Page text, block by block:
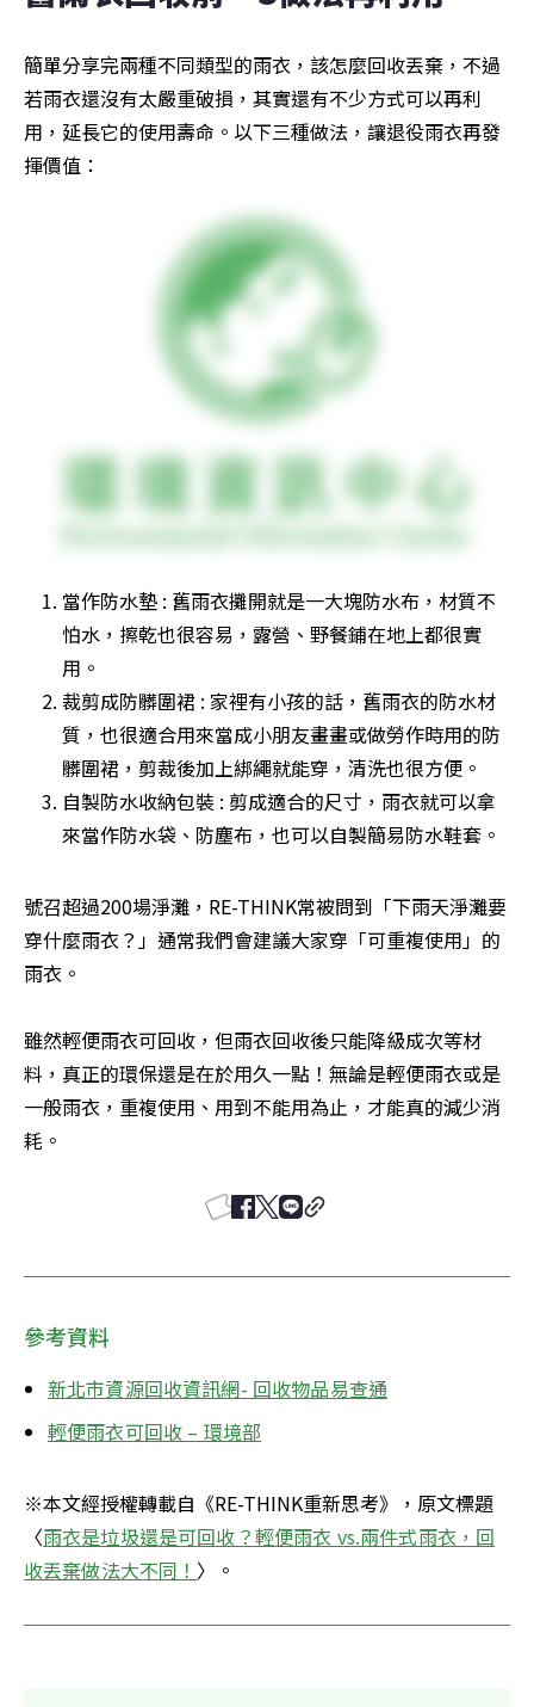
簡單分享完兩種不同類型的雨衣，該怎麼回收丟棄，不過
若雨衣還沒有太嚴重破損，其實還有不少方式可以再利
用，延長它的使用壽命。以下三種做法，讓退役雨衣再發
揮價值：
當作防水墊 : 舊雨衣攤開就是一大塊防水布，材質不
怕水，擦乾也很容易，露營、野餐鋪在地上都很實
用。
裁剪成防髒圍裙 : 家裡有小孩的話，舊雨衣的防水材
質，也很適合用來當成小朋友畫畫或做勞作時用的防
髒圍裙，剪裁後加上綁繩就能穿，清洗也很方便。
自製防水收納包裝 : 剪成適合的尺寸，雨衣就可以拿
來當作防水袋、防塵布，也可以自製簡易防水鞋套。
號召超過200場淨灘，RE-THINK常被問到「下雨天淨灘要
穿什麼雨衣？」通常我們會建議大家穿「可重複使用」的
雨衣。
雖然輕便雨衣可回收，但雨衣回收後只能降級成次等材
料，真正的環保還是在於用久一點！無論是輕便雨衣或是
一般雨衣，重複使用、用到不能用為止，才能真的減少消
耗。
參考資料
新北市資源回收資訊網- 回收物品易查通
輕便雨衣可回收 – 環境部
※本文經授權轉載自《RE-THINK重新思考》，原文標題
〈雨衣是垃圾還是可回收？輕便雨衣 vs.兩件式雨衣，回
收丟棄做法大不同！ 〉。